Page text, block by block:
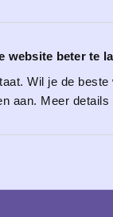
website beter te
Wil je de
aan. Meer